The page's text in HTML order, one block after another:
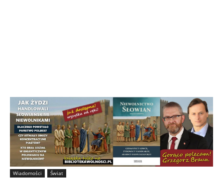
Wiadomości Świat